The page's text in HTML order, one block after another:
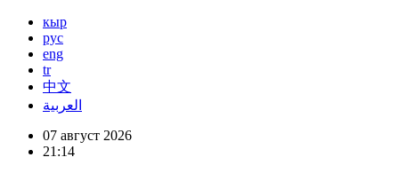
кыр
рус
eng
tr
中文
العربية
07 август 2026
21:14